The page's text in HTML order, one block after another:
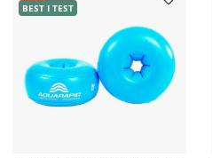
BEST I TEST